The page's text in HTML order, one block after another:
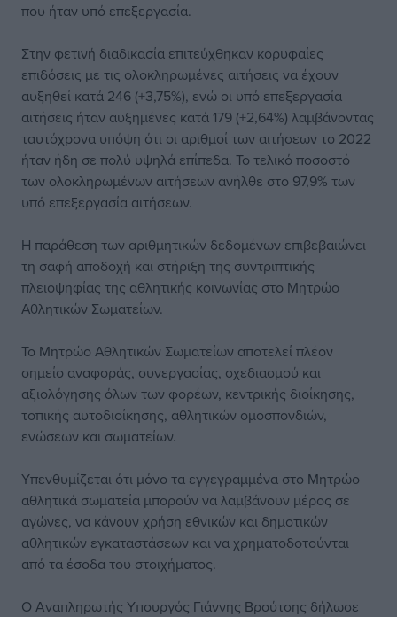
που ήταν υπό επεξεργασία.
Στην φετινή διαδικασία επιτεύχθηκαν κορυφαίες
επιδόσεις με τις ολοκληρωμένες αιτήσεις να έχουν
αυξηθεί κατά 246 (+3,75%), ενώ οι υπό επεξεργασία
αιτήσεις ήταν αυξημένες κατά 179 (+2,64%) λαμβάνοντας
ταυτόχρονα υπόψη ότι οι αριθμοί των αιτήσεων το 2022
ήταν ήδη σε πολύ υψηλά επίπεδα. Το τελικό ποσοστό
των ολοκληρωμένων αιτήσεων ανήλθε στο 97,9% των
υπό επεξεργασία αιτήσεων.
Η παράθεση των αριθμητικών δεδομένων επιβεβαιώνει
τη σαφή αποδοχή και στήριξη της συντριπτικής
πλειοψηφίας της αθλητικής κοινωνίας στο Μητρώο
Αθλητικών Σωματείων.
Το Μητρώο Αθλητικών Σωματείων αποτελεί πλέον
σημείο αναφοράς, συνεργασίας, σχεδιασμού και
αξιολόγησης όλων των φορέων, κεντρικής διοίκησης,
τοπικής αυτοδιοίκησης, αθλητικών ομοσπονδιών,
ενώσεων και σωματείων.
Υπενθυμίζεται ότι μόνο τα εγγεγραμμένα στο Μητρώο
αθλητικά σωματεία μπορούν να λαμβάνουν μέρος σε
αγώνες, να κάνουν χρήση εθνικών και δημοτικών
αθλητικών εγκαταστάσεων και να χρηματοδοτούνται
από τα έσοδα του στοιχήματος.
Ο Αναπληρωτής Υπουργός Γιάννης Βρούτσης δήλωσε